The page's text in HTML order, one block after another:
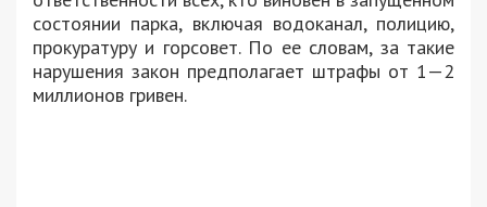
состоянии парка, включая водоканал, полицию,
прокуратуру и горсовет. По ее словам, за такие
нарушения закон предполагает штрафы от 1—2
миллионов гривен.